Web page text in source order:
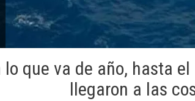
lo que va de año, hasta
llegaron a las